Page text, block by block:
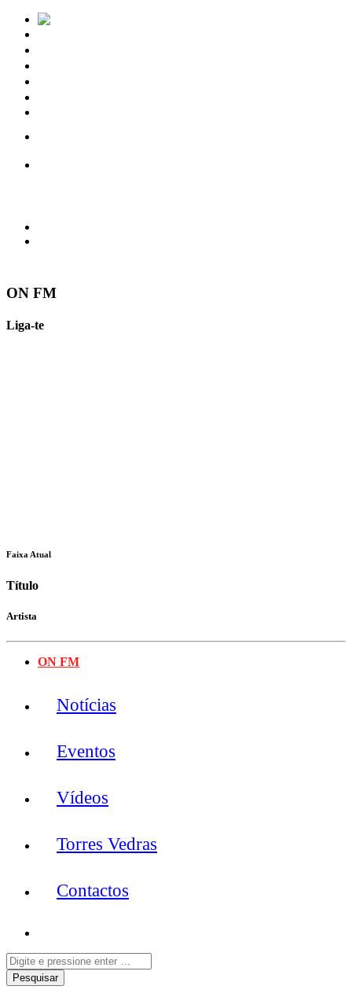
ON FM
Liga-te
Faixa Atual
Título
Artista
ON FM
Notícias
Eventos
Vídeos
Torres Vedras
Contactos